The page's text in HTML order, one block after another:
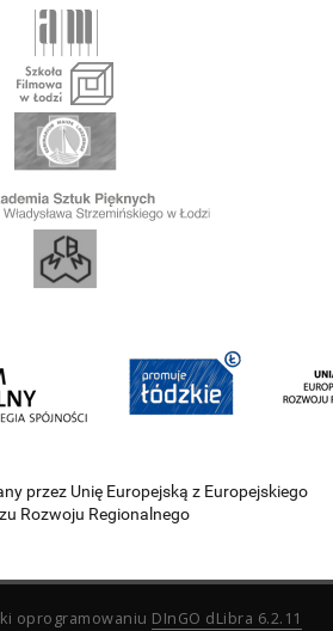
przez Unię Europejską z Europejskiego
Rozwoju Regionalnego
oprogramowaniu DInGO dLibra 6.2.11